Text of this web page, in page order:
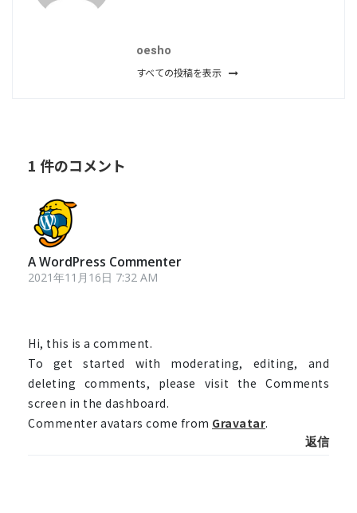
oesho
すべての投稿を表示
1 件のコメント
A WordPress Commenter
2021年11月16日 7:32 AM
Hi, this is a comment.
To get started with moderating, editing, and
deleting comments, please visit the Comments
screen in the dashboard.
Commenter avatars come from Gravatar.
返信